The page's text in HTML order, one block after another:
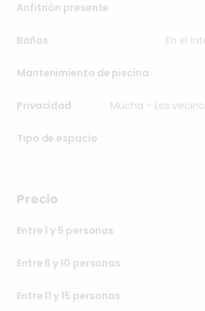
Anfitrión presente
Baños En el
Mantenimiento de piscina
Privacidad Mucha - Los
Tipo de espacio
Precio
Entre 1 y 5 personas
Entre 6 y 10 personas
Entre 11 y 15 personas